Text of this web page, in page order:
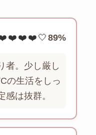
89%
者。少し厳し
の生活をしっ
感は抜群。